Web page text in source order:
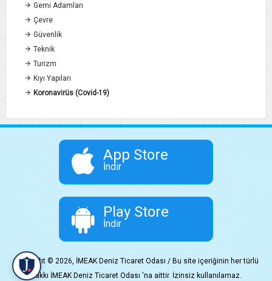
Gemi Adamları
Çevre
Güvenlik
Teknik
Turizm
Kıyı Yapıları
Koronavirüs (Covid-19)
App Store
İndir
Play Store
İndir
Copyright © 2026, İMEAK Deniz Ticaret Odası / Bu site içeriğinin her türlü
hakkı İMEAK Deniz Ticaret Odası 'na aittir. İzinsiz kullanılamaz.